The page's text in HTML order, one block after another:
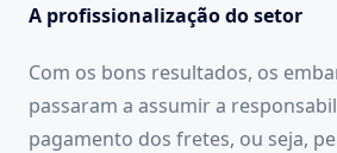
A profissionalização do setor
Com os bons resultados, os
passaram a assumir a
pagamento dos fretes, ou seja,